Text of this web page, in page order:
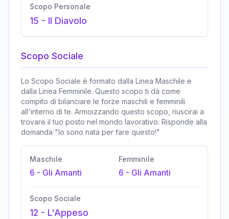
Scopo Personale
15 - Il Diavolo
Scopo Sociale
Lo Scopo Sociale è formato dalla Linea Maschile e
dalla Linea Femminile. Questo scopo ti dà come
compito di bilanciare le forze maschili e femminili
all'interno di te. Armoizzando questo scopo, riuscirai a
trovare il tuo posto nel mondo lavorativo. Risponde alla
domanda "Io sono nata per fare questo!"
Maschile
6 - Gli Amanti
Femminile
6 - Gli Amanti
Scopo Sociale
12 - L'Appeso